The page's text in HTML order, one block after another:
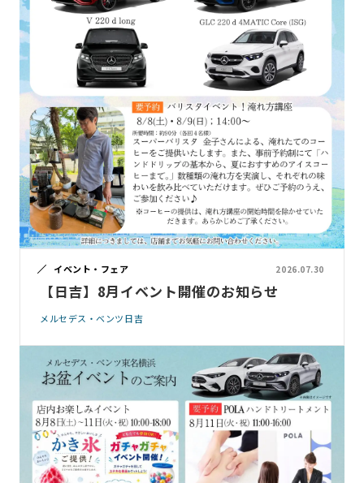
イベント・フェア 2026.07.30
【日吉】8月イベント開催のお知らせ
メルセデス・ベンツ日吉